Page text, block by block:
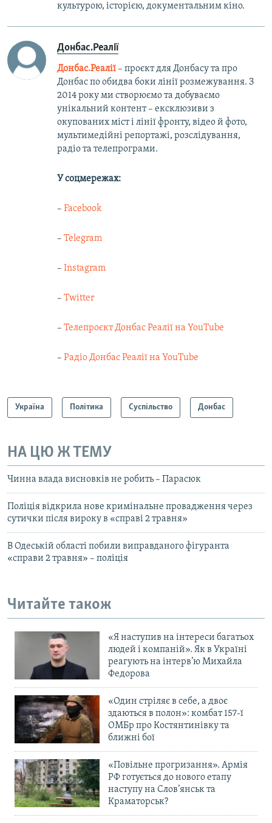
культурою, історією, документальним кіно.
Донбас.Реалії
Донбас.Реалії– проєкт для Донбасу та про
Донбас по обидва боки лінії розмежування. З
2014 року ми створюємо та добуваємо
унікальний контент – ексклюзиви з
окупованих міст і лінії фронту, відео й фото,
мультимедійні репортажі, розслідування,
радіо та телепрограми.
У соцмережах:
– Facebook
– Telegram
– Instagram
– Twitter
– Телепроєкт Донбас Реалії на YouTube
– Радіо Донбас Реалії на YouTube
Україна Політика Суспільство Донбас
НА ЦЮ Ж ТЕМУ
Чинна влада висновків не робить – Парасюк
Поліція відкрила нове кримінальне провадження через
сутички після вироку в «справі 2 травня»
В Одеській області побили виправданого фігуранта
«справи 2 травня» – поліція
Читайте також
«Я наступив на інтереси багатьох
людей і компаній». Як в Україні
реагують на інтерв’ю Михайла
Федорова
«Один стріляє в себе, а двоє
здаються в полон»: комбат 157-ї
ОМБр про Костянтинівку та
ближні бої
«Повільне прогризання». Армія
РФ готується до нового етапу
наступу на Слов’янськ та
Краматорськ?